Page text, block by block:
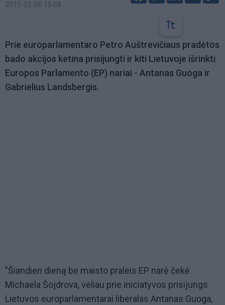
2015-02-06 15:08
Prie europarlamentaro Petro Auštrevičiaus pradėtos
bado akcijos ketina prisijungti ir kiti Lietuvoje išrinkti
Europos Parlamento (EP) nariai - Antanas Guoga ir
Gabrielius Landsbergis.
"Šiandien dieną be maisto praleis EP narė čekė
Michaela Šojdrova, vėliau prie iniciatyvos prisijungs
Lietuvos europarlamentarai liberalas Antanas Guoga,